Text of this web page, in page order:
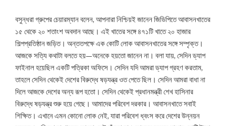
বসুন্ধরা গ্রুপের চেয়ারম্যান বলেন, আপনারা নিশ্চিয়ই জানেন জিডিপিতে আবাসনখাতের
১৫ থেকে ২০ শতাংশ অবদান আছে। এই খাতের সঙ্গে ৪৭১টি খাতে ২০ হাজার
শিল্পপ্রতিষ্ঠান জড়িত। অন্ততপক্ষে এক কোটি লোক আবাসনখাতের সঙ্গে সম্পৃক্ত।
আজকে সত্যি কথাটা বলতে হয়—অনেকে হয়তো জানেন না। বলা যায়, সেদিন ড্যাপ
ফাইনাল হয়েছিল একটি পত্রিকা অফিসে। সেদিন যদি আমরা ড্যাপ গ্রহণ করতাম,
তাহলে সেদিন থেকেই দেশের বিরুদ্ধে ষড়যন্ত্র ওত পেতে ছিল। সেদিন আমরা বাধা না
দিলে আজকে দেশের অন্য রূপ হতো। সেদিন থেকেই প্রধানমন্ত্রী শেখ হাসিনার
বিরুদ্ধে ষড়যন্ত্র শুরু হয়ে গেছে। আমাদের পরিবেশ দরকার। আবাসনখাতে সবাই
শিক্ষিত। এখানে এমন কোনো লোক নেই, যারা পরিবেশ ধ্বংস করে দেশের উন্নয়ন